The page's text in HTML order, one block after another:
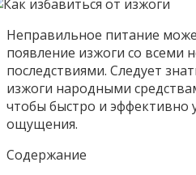
Неправильное питание
появление изжоги со всеми
последствиями. Следует
изжоги народными
чтобы быстро и эффективно
ощущения.
Содержание